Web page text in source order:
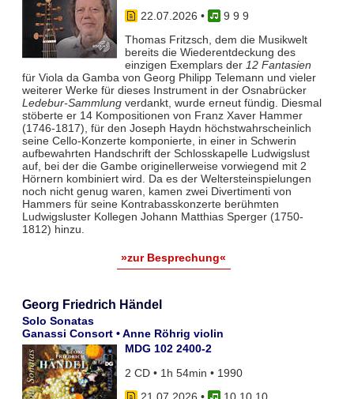
22.07.2026 •
9 9 9
Thomas Fritzsch, dem die Musikwelt
bereits die Wiederentdeckung des
einzigen Exemplars der 12 Fantasien
für Viola da Gamba von Georg Philipp Telemann und vieler
weiterer Werke für dieses Instrument in der Osnabrücker
Ledebur-Sammlungverdankt, wurde erneut fündig. Diesmal
stöberte er 14 Kompositionen von Franz Xaver Hammer
(1746-1817), für den Joseph Haydn höchstwahrscheinlich
seine Cello-Konzerte komponierte, in einer in Schwerin
aufbewahrten Handschrift der Schlosskapelle Ludwigslust
auf, bei der die Gambe originellerweise vorwiegend mit 2
Hörnern kombiniert wird. Da es der Weltersteinspielungen
noch nicht genug waren, kamen zwei Divertimenti von
Hammers für seine Kontrabasskonzerte berühmten
Ludwigsluster Kollegen Johann Matthias Sperger (1750-
1812) hinzu.
»zur Besprechung«
Georg Friedrich Händel
Solo Sonatas
Ganassi Consort • Anne Röhrig violin
MDG 102 2400-2
2 CD • 1h 54min • 1990